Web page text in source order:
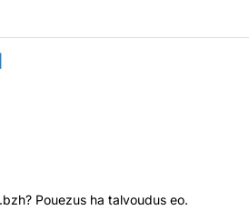
Pouezus ha talvoudus eo.